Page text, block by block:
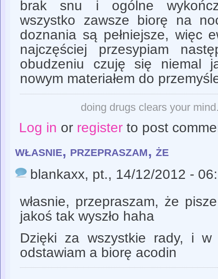
brak snu i ogólne
wszystko zawsze biorę na
doznania są pełniejsze, więc
najczęściej przesypiam
obudzeniu czuję się niemal
nowym materiałem do
doing drugs clears your
Log in or registerto post
własnie, przepraszam, że
blankaxx, pt., 14/12/2012 -
własnie, przepraszam, że
jakoś tak wyszło haha
Dzięki za wszystkie rady, i w
odstawiam a biorę acodin